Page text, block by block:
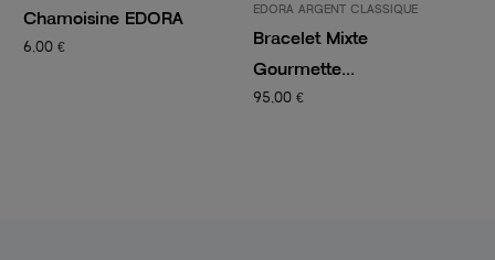
Chamoisine EDORA
6,00 €
EDORA ARGENT CLASSIQUE
Bracelet Mixte
Gourmette...
95,00 €